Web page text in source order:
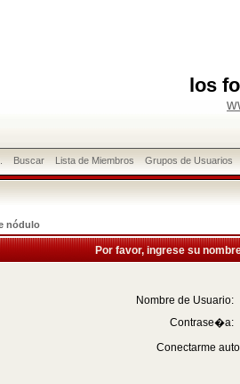
los
Buscar Lista de Miembros Grupos de Usuarios
nódulo
Por favor, ingrese su
Nombre de Usuario:
Contrase�a:
Conectarme